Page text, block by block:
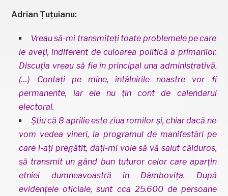
Adrian Țuțuianu:
Vreau să-mi transmiteți toate problemele pe care
le aveți, indiferent de culoarea politică a primarilor.
Discuția vreau să fie în principal una administrativă.
(…) Contați pe mine, întâlnirile noastre vor fi
permanente, iar ele nu țin cont de calendarul
electoral.
Știu că 8 aprilie este ziua romilor și, chiar dacă ne
vom vedea vineri, la programul de manifestări pe
care l-ați pregătit, dați-mi voie să vă salut călduros,
să transmit un gând bun tuturor celor care aparțin
etniei dumneavoastră în Dâmbovița. După
evidențele oficiale, sunt cca 25.600 de persoane